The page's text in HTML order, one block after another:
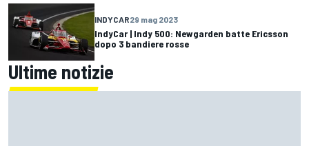
INDYCAR29 mag 2023
IndyCar | Indy 500: Newgarden batte Ericsson
dopo 3 bandiere rosse
Ultime notizie